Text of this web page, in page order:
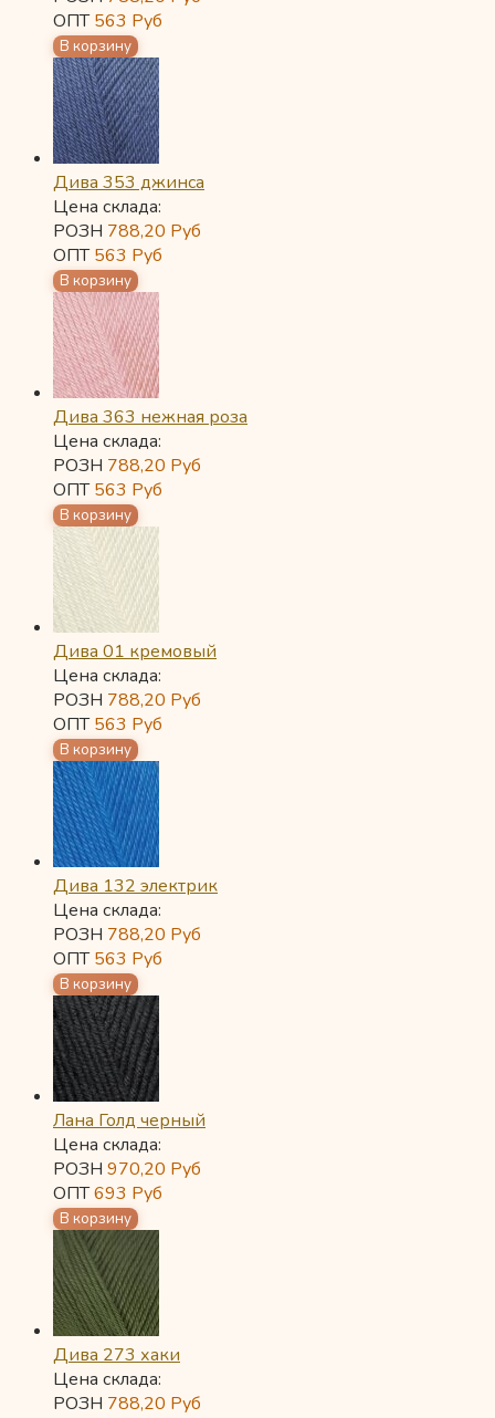
ОПТ563 Руб
Дива 353 джинса
Цена склада:
РОЗН 788,20 Руб
ОПТ563 Руб
Дива 363 нежная роза
Цена склада:
РОЗН 788,20 Руб
ОПТ563 Руб
Дива 01 кремовый
Цена склада:
РОЗН 788,20 Руб
ОПТ563 Руб
Дива 132 электрик
Цена склада:
РОЗН 788,20 Руб
ОПТ563 Руб
Лана Голд черный
Цена склада:
РОЗН 970,20 Руб
ОПТ693 Руб
Дива 273 хаки
Цена склада:
РОЗН 788,20 Руб